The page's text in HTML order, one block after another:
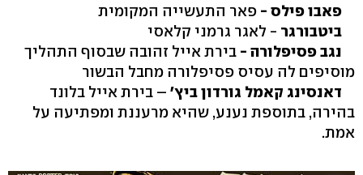
פאבו פילס - פאר התעשייה המקומית
ביטבורגר - לאגר גרמני קלאסי
נגב פסיפלורה - בירת אייל זהובה שבסוף התהליך
מוסיפים לה עסיס פסיפלורה מחבל הבשור
דאנסינג קאמל גורדון ביץ' – בירת אייל בלונד
בהירה, בתוספת נענע, שהיא מרעננת ומפתיעה על
אמת.